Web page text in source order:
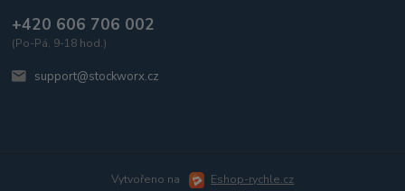
+420 606 706 002
(Po-Pá, 9-18 hod.)
support@stockworx.cz
Vytvořeno na Eshop-rychle.cz